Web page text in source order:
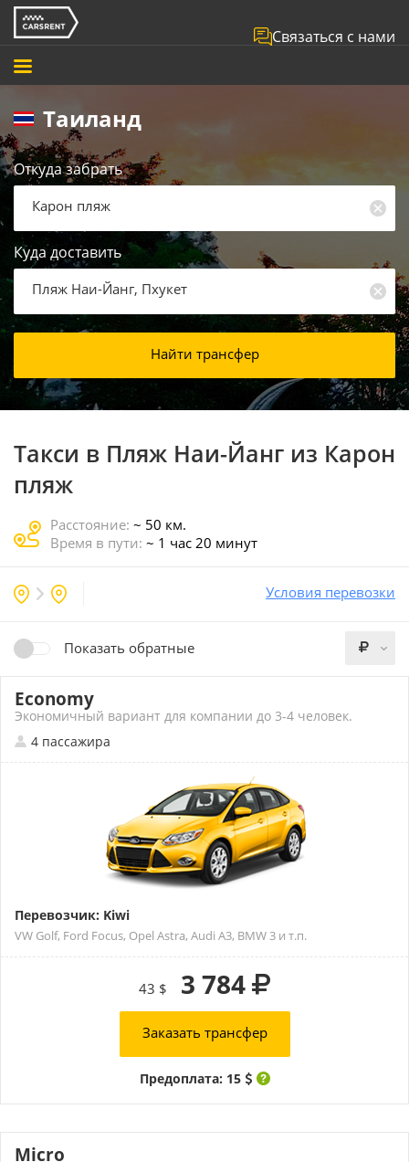
Связаться с нами
Таиланд
Откуда забрать
Карон пляж
Куда доставить
Пляж Наи-Йанг, Пхукет
Найти трансфер
Такси в Пляж Наи-Йанг из Карон
пляж
Расстояние: ~ 50 км.
Время в пути: ~ 1 час 20 минут
Показать обратные
Условия перевозки
Economy
Экономичный вариант для компании до 3-4 человек.
4 пассажира
Перевозчик: Kiwi
VW Golf, Ford Focus, Opel Astra, Audi A3, BMW 3 и т.п.
43 $ 3 784
Заказать трансфер
Предоплата: 15
Micro